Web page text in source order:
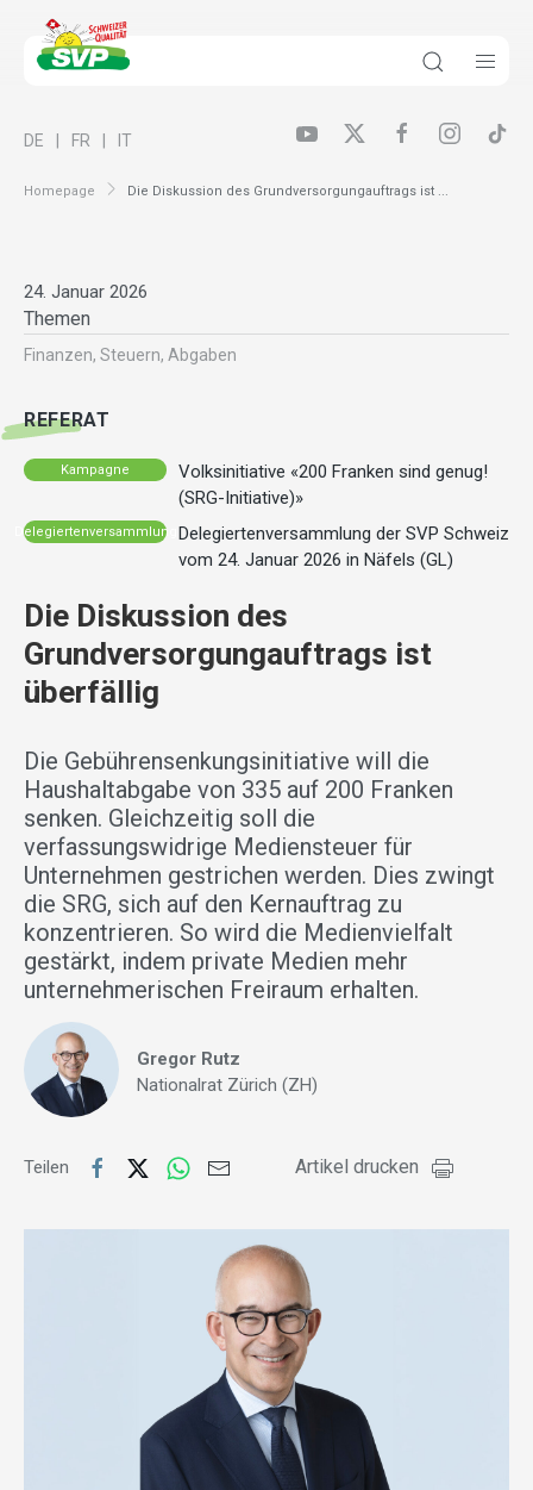
Homepage Die Diskussion des Grundversorgungauftrags ist ...
DE FR IT
24. Januar 2026
Themen
Finanzen, Steuern, Abgaben
REFERAT
Kampagne
Volksinitiative «200 Franken sind genug!
(SRG-Initiative)»
Delegiertenversammlung
Delegiertenversammlung der SVP Schweiz
vom 24. Januar 2026 in Näfels (GL)
Die Diskussion des
Grundversorgungauftrags ist
überfällig
Die Gebührensenkungsinitiative will die
Haushaltabgabe von 335 auf 200 Franken
senken. Gleichzeitig soll die
verfassungswidrige Mediensteuer für
Unternehmen gestrichen werden. Dies zwingt
die SRG, sich auf den Kernauftrag zu
konzentrieren. So wird die Medienvielfalt
gestärkt, indem private Medien mehr
unternehmerischen Freiraum erhalten.
Gregor Rutz
Nationalrat Zürich (ZH)
Teilen Artikel drucken